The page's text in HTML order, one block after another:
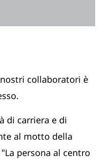
collaboratori è
di carriera e di
al motto della
persona al centro